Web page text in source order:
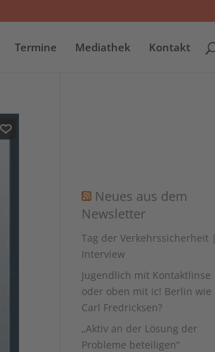
Termine Mediathek Kontakt
Neues aus dem
Newsletter
Tag der Verkehrssicherheit |
Interview
Jugendlich mit Kontaktlinse
oder oben mit ic! Berlin wie
Carl Fredricksen?
„Aktiv an der Lösung der
Probleme beteiligen“